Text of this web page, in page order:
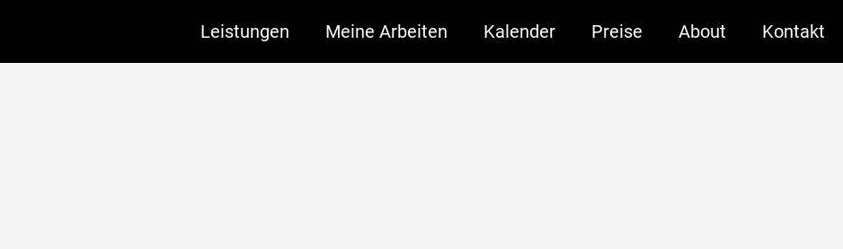
Leistungen Meine Arbeiten Kalender Preise About Kontakt